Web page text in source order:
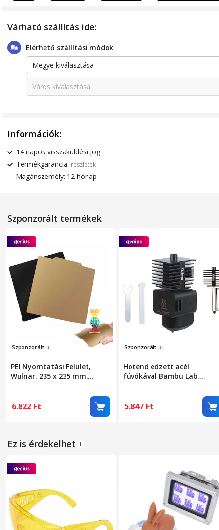
Várható szállítás ide:
Elérhető szállítási módok
Megye kiválasztása
Város kiválasztása
Információk:
14 napos visszaküldési jog
Termékgarancia: részletek
Magánszemély: 12 hónap
Szponzorált termékek
Szponzorált
PEI Nyomtatási Felület,
Wulnar, 235 x 235 mm,
Ender 3 V2, Ender 3 PRO 3D
Nyomtatókhoz
6.822 Ft
Szponzorált
Hotend edzett acél
fúvókával Bambu Lab
kulcs, 3D nyomtató
kompatibilis A1 és A1 Mini
5.847 Ft
Ez is érdekelhet